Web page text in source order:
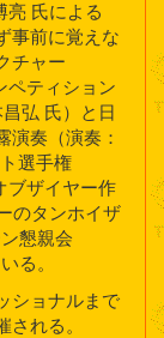
亮 氏による
事前に覚えな
チャー
ペティション
弘 氏）と日
演奏（演奏：
選手権
ブザイヤー作
のタンホイザ
懇親会
る。
ショナルまで
れる。